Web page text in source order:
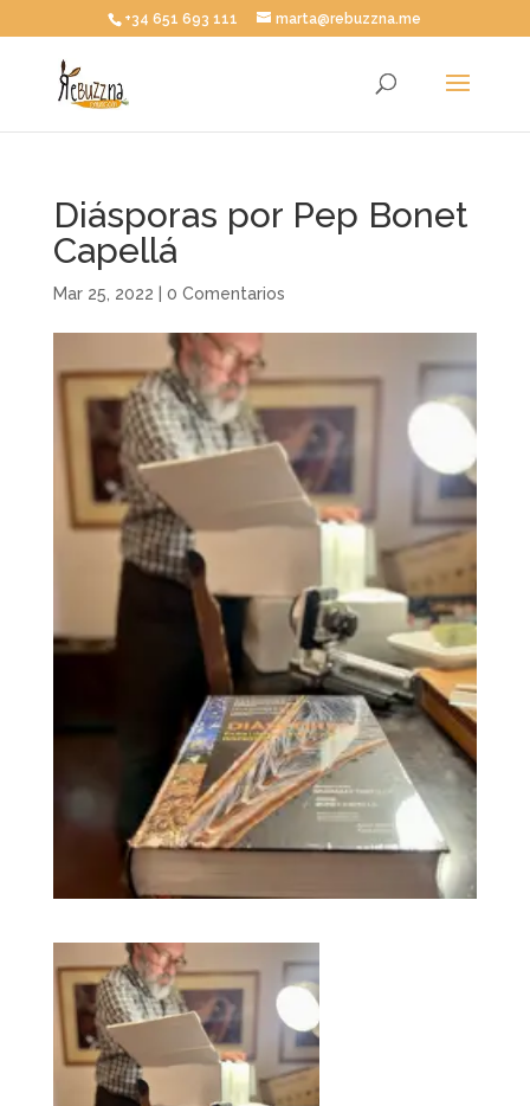
+34 651 693 111 marta@rebuzzna.me
Diásporas por Pep Bonet
Capellá
Mar 25, 2022 0 Comentarios